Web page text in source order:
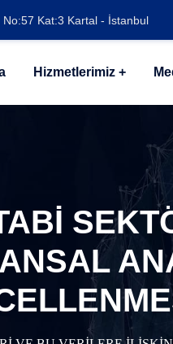
Kat:3 Kartal - İstanbul
Hizmetlerimiz